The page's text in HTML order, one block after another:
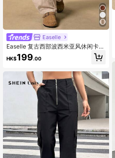
Easelle
Easelle 复古西部波西米亚风休闲卡其
色弯刀设计女裤，边缘切割设计，适
合春夏穿着
HK$199.00